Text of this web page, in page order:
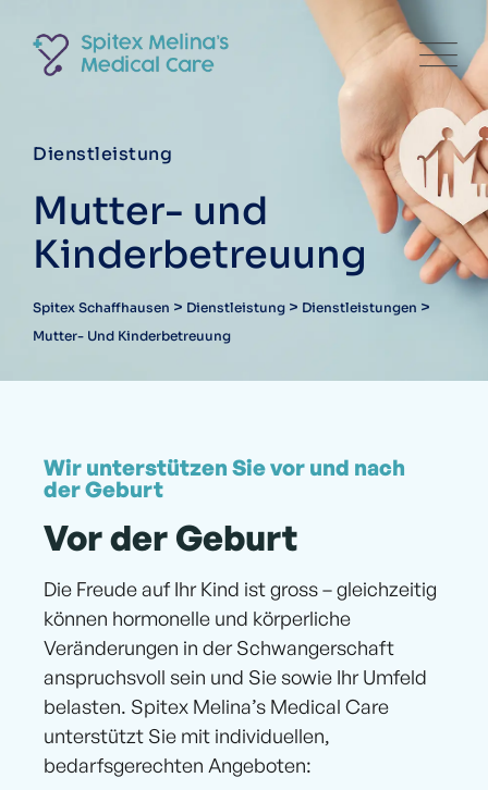
Dienstleistung
Mutter- und
Kinderbetreuung
Spitex Schaffhausen > Dienstleistung > Dienstleistungen >
Mutter- Und Kinderbetreuung
Wir unterstützen Sie vor und nach
der Geburt
Vor der Geburt
Die Freude auf Ihr Kind ist gross – gleichzeitig
können hormonelle und körperliche
Veränderungen in der Schwangerschaft
anspruchsvoll sein und Sie sowie Ihr Umfeld
belasten. Spitex Melina’s Medical Care
unterstützt Sie mit individuellen,
bedarfsgerechten Angeboten: